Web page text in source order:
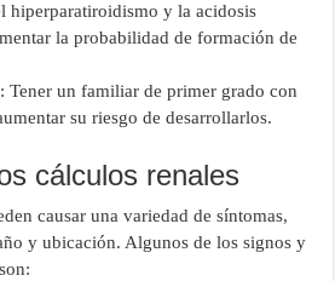
hiperparatiroidismo y la acidosis
la probabilidad de formación de
Tener un familiar de primer grado con
su riesgo de desarrollarlos.
cálculos renales
causar una variedad de síntomas,
y ubicación. Algunos de los signos y